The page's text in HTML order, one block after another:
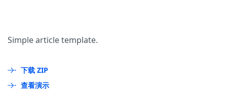
Simple article template.
下载 ZIP
查看演示